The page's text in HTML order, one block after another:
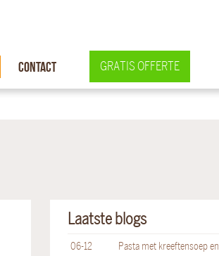
Contact GRATIS OFFERTE
Laatste blogs
06-12
Pasta met kreeftensoep en